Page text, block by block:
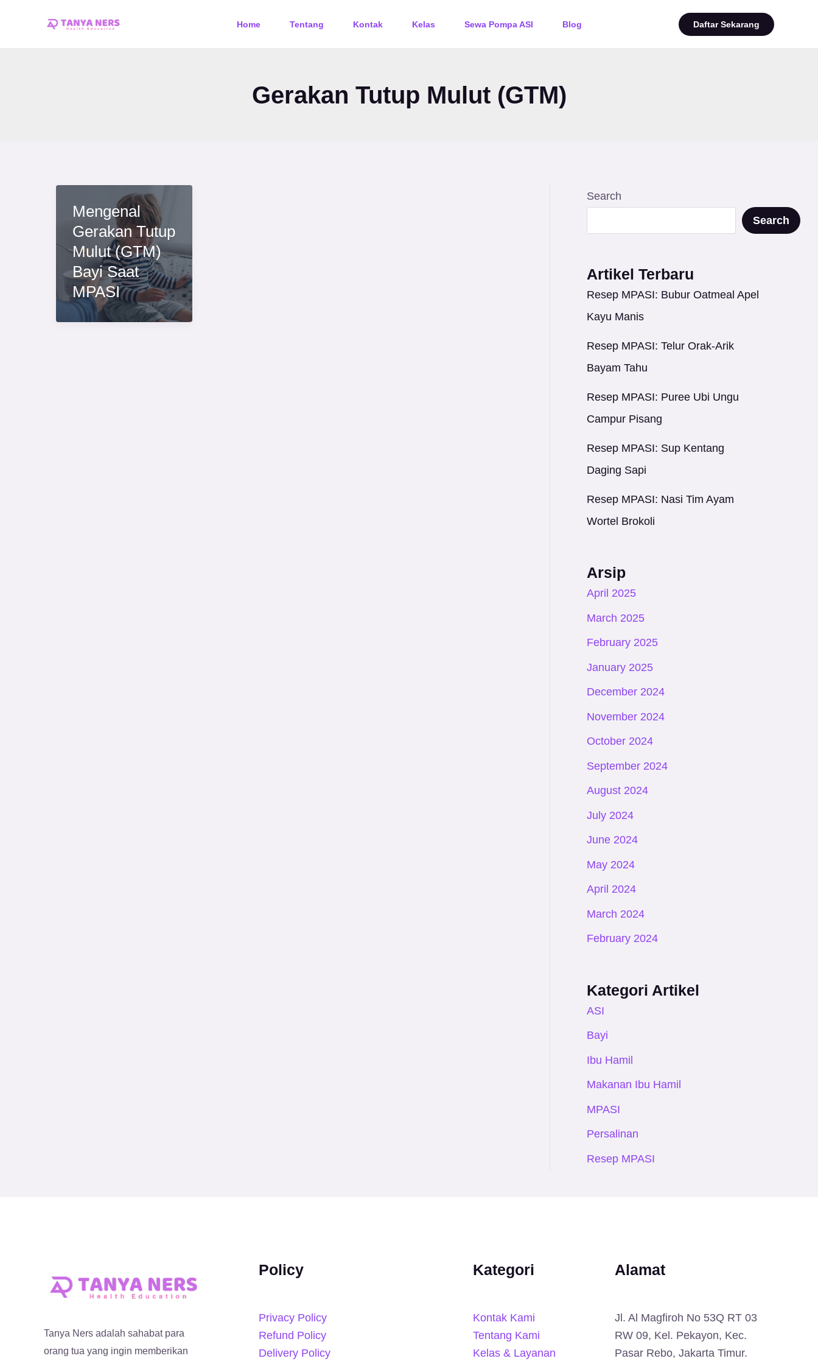
Home Tentang Kontak Kelas Sewa Pompa ASI Blog Daftar Sekarang
Gerakan Tutup Mulut (GTM)
Mengenal
Gerakan Tutup
Mulut (GTM)
Bayi Saat
MPASI
Search
Search
Artikel Terbaru
Resep MPASI: Bubur Oatmeal Apel
Kayu Manis
Resep MPASI: Telur Orak-Arik
Bayam Tahu
Resep MPASI: Puree Ubi Ungu
Campur Pisang
Resep MPASI: Sup Kentang
Daging Sapi
Resep MPASI: Nasi Tim Ayam
Wortel Brokoli
Arsip
April 2025
March 2025
February 2025
January 2025
December 2024
November 2024
October 2024
September 2024
August 2024
July 2024
June 2024
May 2024
April 2024
March 2024
February 2024
Kategori Artikel
ASI
Bayi
Ibu Hamil
Makanan Ibu Hamil
MPASI
Persalinan
Resep MPASI
Tanya Ners adalah sahabat para
orang tua yang ingin memberikan
Policy
Privacy Policy
Refund Policy
Delivery Policy
Kategori
Kontak Kami
Tentang Kami
Kelas & Layanan
Alamat
Jl. Al Magfiroh No 53Q RT 03
RW 09, Kel. Pekayon, Kec.
Pasar Rebo, Jakarta Timur.